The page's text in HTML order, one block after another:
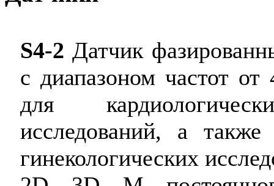
S4-2 Датчик
с диапазоном частот
для
исследований, а
гинекологических